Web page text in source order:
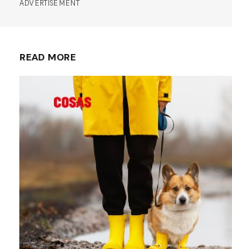
ADVERTISEMENT
READ MORE